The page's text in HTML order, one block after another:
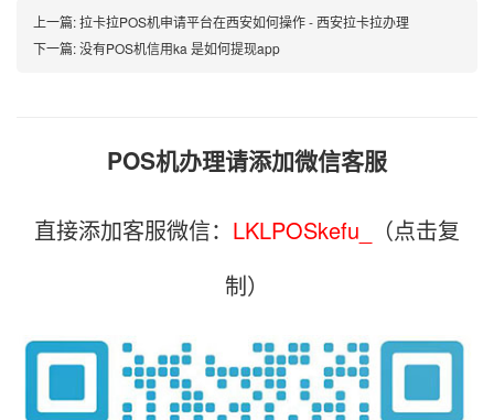
上一篇:拉卡拉POS机申请平台在西安如何操作 - 西安拉卡拉办理
下一篇:没有POS机信用ka 是如何提现app
POS机办理请添加微信客服
直接添加客服微信： LKLPOSkefu_
（点击复
制）